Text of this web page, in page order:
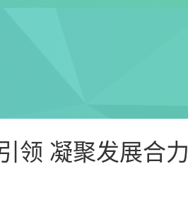
领 凝聚发展合力